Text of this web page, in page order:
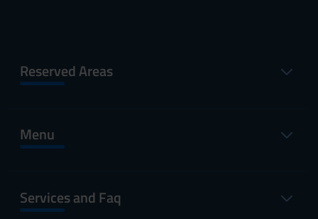
Reserved Areas
Menu
Services and Faq